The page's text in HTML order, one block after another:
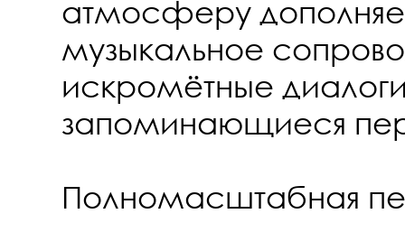
атмосферу
музыкальное
искромётные
запоминающиеся
Полномасштабная